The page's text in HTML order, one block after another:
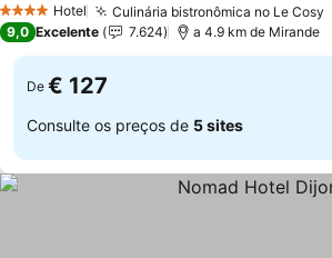
4 EstrelasHotel Culinária bistronômica no Le Cosy
9,0 Excelente 7.624 a 4.9 km de Mirande
De € 127
Consulte os preços de 5 sites